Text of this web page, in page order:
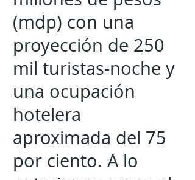
(mdp) con una
proyección de 250
mil turistas-noche y
una ocupación
hotelera
aproximada del 75
por ciento. A lo